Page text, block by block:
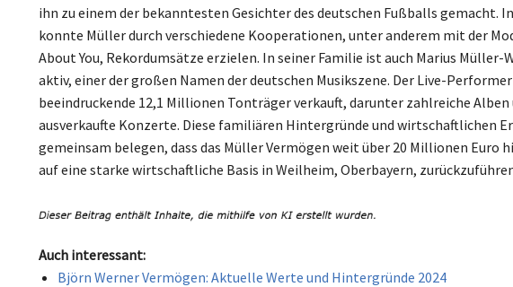
ihn zu einem der bekanntesten Gesichter des deutschen Fußballs gemacht.
konnte Müller durch verschiedene Kooperationen, unter anderem mit der
About You, Rekordumsätze erzielen. In seiner Familie ist auch Marius Müller-
aktiv, einer der großen Namen der deutschen Musikszene. Der Live-
beeindruckende 12,1 Millionen Tonträger verkauft, darunter zahlreiche Alben
ausverkaufte Konzerte. Diese familiären Hintergründe und wirtschaftlichen
gemeinsam belegen, dass das Müller Vermögen weit über 20 Millionen Euro
auf eine starke wirtschaftliche Basis in Weilheim, Oberbayern,
Auch interessant:
Björn Werner Vermögen: Aktuelle Werte und Hintergründe 2024